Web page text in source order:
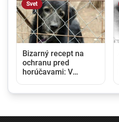
Svet
Bizarný recept na
ochranu pred
horúčavami: V